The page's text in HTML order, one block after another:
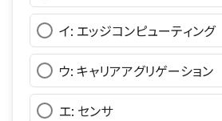
イ: エッジコンピューティング
ウ: キャリアアグリゲーション
エ: センサ